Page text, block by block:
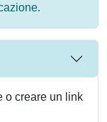
o creare un link